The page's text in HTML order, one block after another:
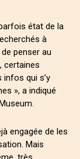
état de la
à
penser au
certaines
qui s’y
», a indiqué
engagée de les
Mais